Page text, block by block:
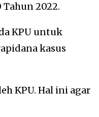
Tahun 2022.
KPU untuk
kasus
KPU. Hal ini agar